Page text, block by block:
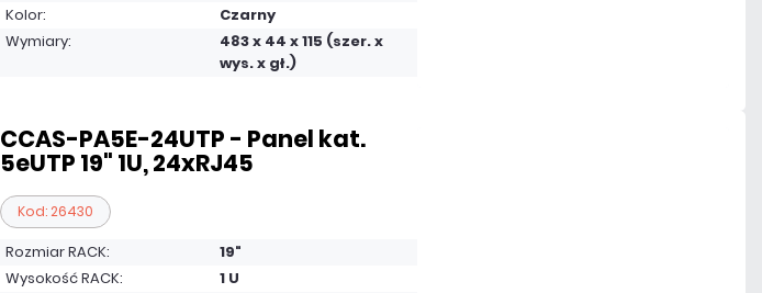
Kolor:
Czarny
Wymiary:
483 x 44 x 115 (szer. x
wys. x gł.)
CCAS-PA5E-24UTP - Panel kat.
5eUTP 19" 1U, 24xRJ45
Kod: 26430
Rozmiar RACK:
19"
Wysokość RACK:
1 U